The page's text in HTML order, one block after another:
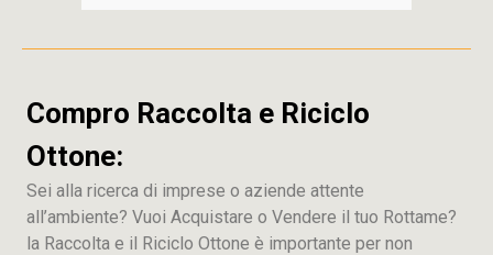
Compro Raccolta e Riciclo
Ottone:
Sei alla ricerca di imprese o aziende attente
all’ambiente? Vuoi Acquistare o Vendere il tuo Rottame?
la Raccolta e il Riciclo Ottone è importante per non